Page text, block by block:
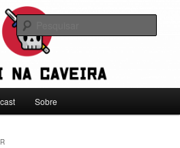
leve a gente a sério
Sobre